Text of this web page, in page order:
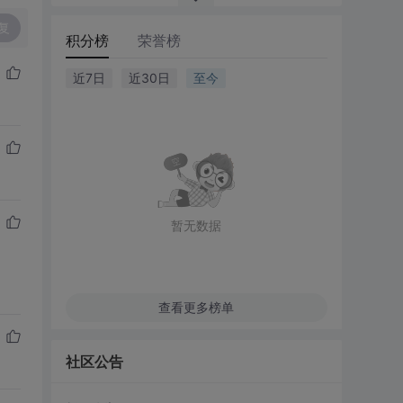
积分榜 荣誉榜
近7日 近30日 至今
暂无数据
查看更多榜单
社区公告